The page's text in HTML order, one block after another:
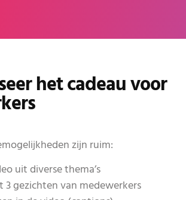
het cadeau voor
zijn ruim:
uit diverse thema’s
3 gezichten van medewerkers